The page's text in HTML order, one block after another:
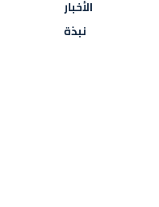
الأخبار
نبذة